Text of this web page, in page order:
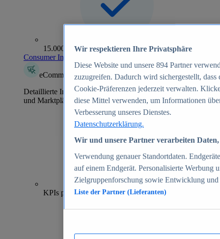
15.000+ Marken
Consumer Insights entdecken
eCommerce Insights
Detaillierte Informationen zu mehr als 39.000 Online-Shops
und Marktplätzen
70+
KPIs pro Shop
Wir respektieren Ihre Privatsphäre
Diese Website und unsere 894 Partner
zuzugreifen. Dadurch wird sichergestellt,
Cookie-Präferenzen jederzeit verwalten.
diese Mittel verwenden, um Informationen
Verbesserung unseres Dienstes.
Datenschutzerklärung.
Wir und unsere Partner verarbeiten
Verwendung genauer Standortdaten.
auf einem Endgerät. Personalisierte Werbung
Zielgruppenforschung sowie Entwicklung
Liste der Partner (Lieferanten)